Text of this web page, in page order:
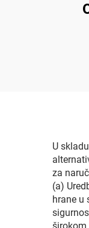
U
za
(a)
hrane u